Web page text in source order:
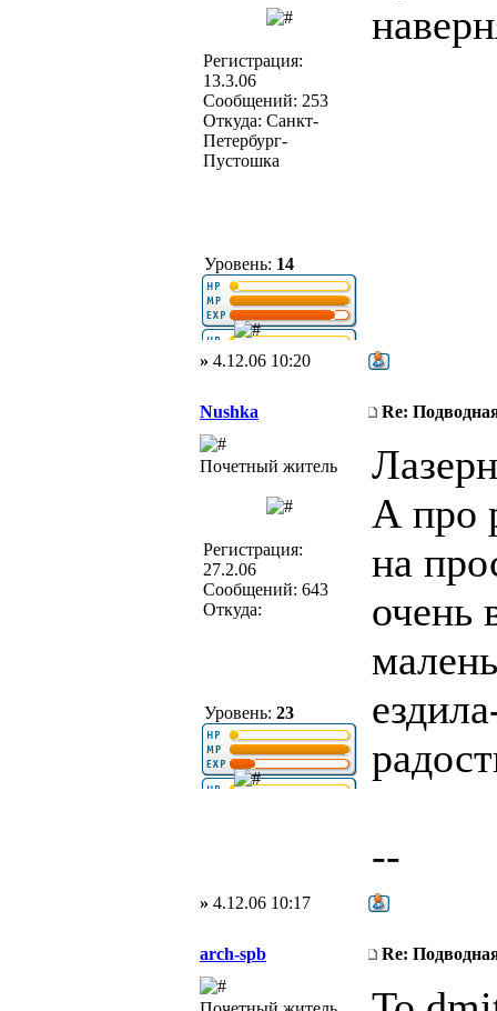
Регистрация:
13.3.06
Сообщений: 253
Откуда: Санкт-
Петербург-
Пустошка
Уровень: 14
» 4.12.06 10:20
Nushka Re:
Почетный житель
Регистрация:
27.2.06
Сообщений: 643
Откуда:
Уровень: 23
А про
на
очень
--
» 4.12.06 10:17
arch-spb Re: